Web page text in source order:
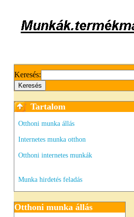
Keresés:
Tartalom
Otthoni munka állás
Internetes munka otthon
Otthoni internetes munkák
Munka hirdetés feladás
Otthoni munka állás